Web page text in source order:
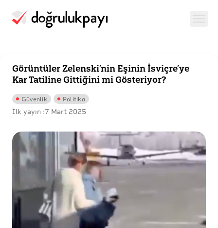
Görüntüler Zelenski’nin Eşinin İsviçre’ye
Kar Tatiline Gittiğini mi Gösteriyor?
Güvenlik Politika
İlk yayın :7 Mart 2025